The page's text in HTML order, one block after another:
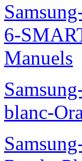
6-
Manuels
blanc-